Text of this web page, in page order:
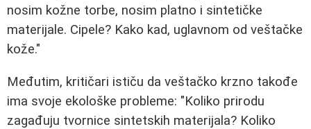
nosim kožne torbe, nosim platno i sintetičke
materijale. Cipele? Kako kad, uglavnom od veštačke
kože."
Međutim, kritičari ističu da veštačko krzno takođe
ima svoje ekološke probleme: "Koliko prirodu
zagađuju tvornice sintetskih materijala? Koliko